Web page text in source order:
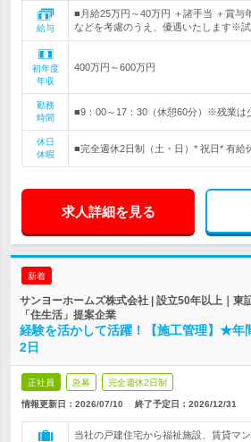
給与
■月給25万円～40万円 ＋諸手当 ＋賞与
などを考慮のうえ、優遇いたします※
初年度
年収
400万円～600万円
勤務
時間
■9：00～17：30（休憩60分）※残業は
休日
休暇
■完全週休2日制（土・日）* 祝日* 有給
求人詳細を見る
新着
サンヨーホームズ株式会社 | 設立50年以上｜東
「住生活」提案企業
経験を活かして活躍！【施工管理】★
2日
正社員 急募 完全週休2日制
情報更新日：2026/07/10 終了予定日： 2026/12/31
当社の戸建住宅から福祉施設、賃貸マ